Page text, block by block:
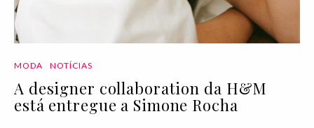
MODA NOTÍCIAS
A designer collaboration da H&M
está entregue a Simone Rocha